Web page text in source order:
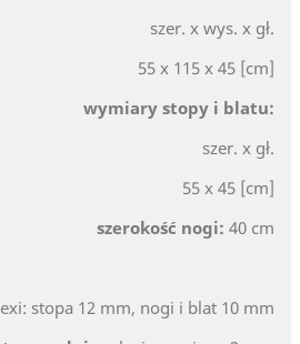
szer. x wys. x gł.
55 x 115 x 45 [cm]
wymiary stopy i blatu:
szer. x gł.
55 x 45 [cm]
szerokość nogi: 40 cm
stopa 12 mm, nogi i blat 10 mm